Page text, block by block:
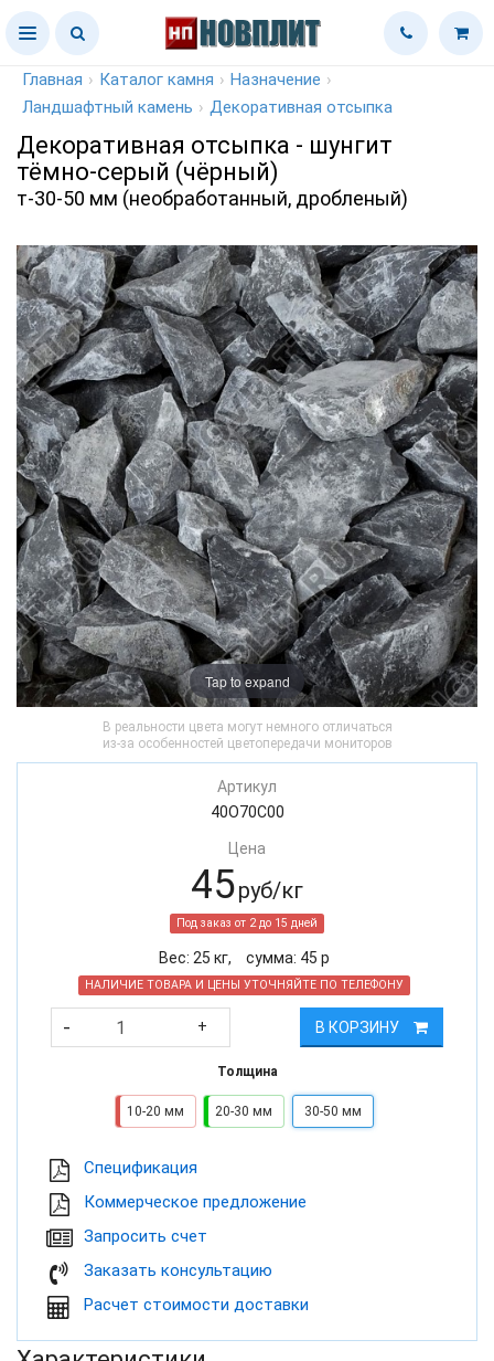
Главная › Каталог камня › Назначение ›
Ландшафтный камень › Декоративная отсыпка
Декоративная отсыпка - шунгит
тёмно-серый (чёрный)
т-30-50 мм (необработанный, дробленый)
Tap to expand
В реальности цвета могут немного отличаться
из-за особенностей цветопередачи мониторов
Артикул
40O70C00
Цена
45руб/кг
Под заказ от 2 до 15 дней
Вес: 25 кг, cумма: 45 р
НАЛИЧИЕ ТОВАРА И ЦЕНЫ УТОЧНЯЙТЕ ПО ТЕЛЕФОНУ
- + В КОРЗИНУ
Толщина
10-20 мм 20-30 мм 30-50 мм
Cпецификация
Коммерческое предложение
Запросить счет
Заказать консультацию
Расчет стоимости доставки